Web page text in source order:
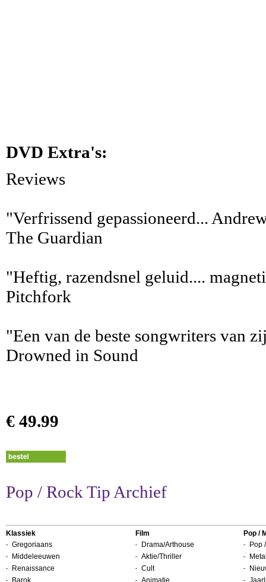
DVD Extra's:
Reviews
"Verfrissend gepassioneerd...
The Guardian
"Heftig, razendsnel geluid....
Pitchfork
"Een van de beste songwriters van
Drowned in Sound
€ 49.99
Pop / Rock Tip Archief
Klassiek
Gregoriaans
Middeleeuwen
Renaissance
Barok
Film
Drama/Arthouse
Aktie/Thriller
Cult
Animatie
Pop /
Pop